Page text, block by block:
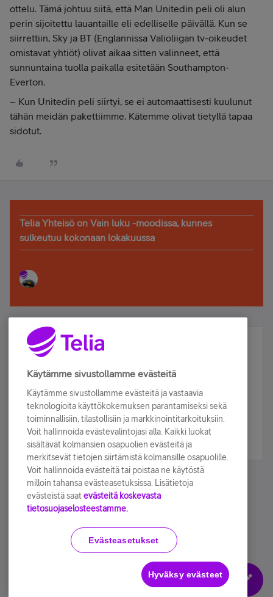
ottelu. Tämä johtuu siitä, että Man Unitedin peli oli alun
perin sijoitettu lauantaille eli edelliselle päivällä. Kun se
siirrettiin, Sky ja BT (Englannissa Valioliigan tv-oikeudet
omistavat yhtiöt) olivat aikaa sitten valinneet, että
sunnuntaina tuolla paikalla esitetään Southampton-
Everton.
– Kun Unitedin peli siirtyi, se ei automaattisesti kuulunut
tähän meidän pakettiimme. Kätemme olivat tietyllä tapaa
sidotut.
Telia Yhteisö on Vain luku -moodissa, kunnes
sulkeutuu kokonaan lokakuussa
Älä jää paitsi – osallistu ja voita!
Tilaa Telian uutiskirje ja olet mukana arvonnassa.
sähköpostiisi.
Tilaa nyt
Käyttöehdot Accessibility statement
Evästeasetukset
Käytämme sivustollamme evästeitä
Käytämme sivustollamme evästeitä ja vastaavia
teknologioita käyttökokemuksen parantamiseksi sekä
toiminnallisiin, tilastollisiin ja markkinointitarkoituksiin.
Voit hallinnoida evästevalintojasi alla. Kaikki luokat
sisältävät kolmansien osapuolien evästeitä ja
merkitsevät tietojen siirtämistä kolmansille osapuolille.
Voit hallinnoida evästeitä tai poistaa ne käytöstä
milloin tahansa evästeasetuksissa. Lisätietoja
evästeistä saat evästeitä koskevasta
tietosuojaselosteestamme.
Evästeasetukset
Hyväksy evästeet